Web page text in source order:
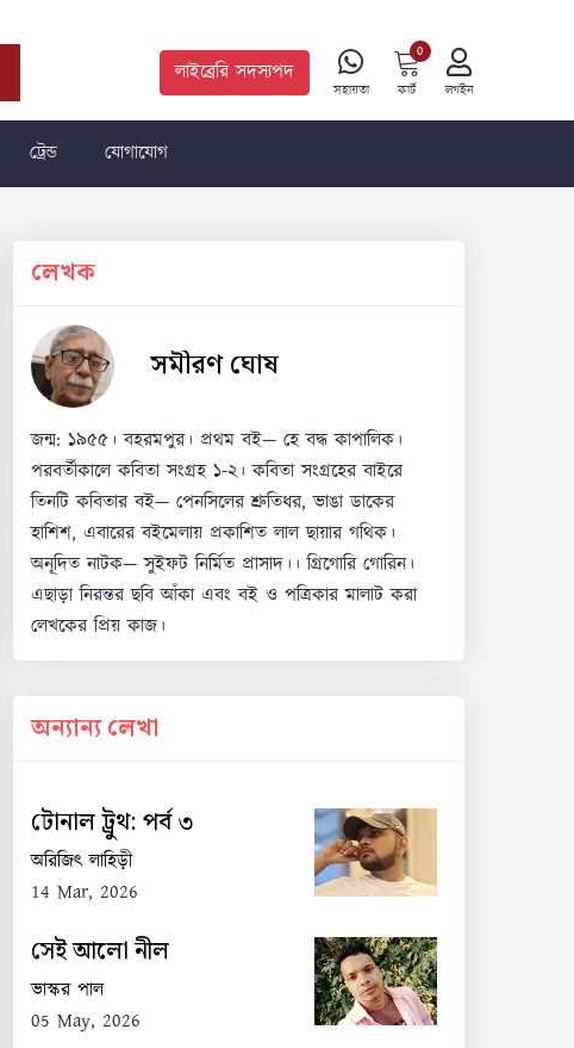
লাইব্রেরি সদস্যপদ
সহায়তা কার্ট
0
লগইন
ট্রেন্ড যোগাযোগ
লেখক
সমীরণ ঘোষ
জন্ম: ১৯৫৫। বহরমপুর। প্রথম বই— হে বদ্ধ কাপালিক।
পরবর্তীকালে কবিতা সংগ্রহ ১-২। কবিতা সংগ্রহের বাইরে
তিনটি কবিতার বই— পেনসিলের শ্রুতিধর, ভাঙা ডাকের
হাশিশ, এবারের বইমেলায় প্রকাশিত লাল ছায়ার গথিক।
অনূদিত নাটক— সুইফট নির্মিত প্রাসাদ।। গ্রিগোরি গোরিন।
এছাড়া নিরন্তর ছবি আঁকা এবং বই ও পত্রিকার মালাট করা
লেখকের প্রিয় কাজ।
অন্যান্য লেখা
টোনাল ট্রুথ: পর্ব ৩
অরিজিৎ লাহিড়ী
14 Mar, 2026
সেই আলো নীল
ভাস্কর পাল
05 May, 2026